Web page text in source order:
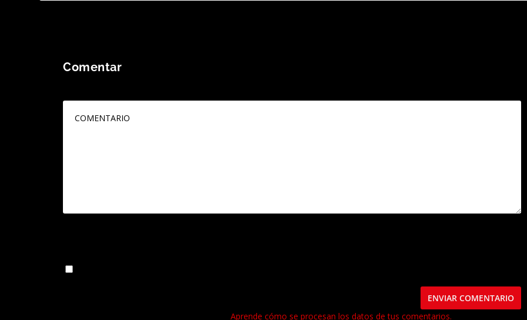
Comentar
Este sitio usa Akismet para reducir el spam.Aprende cómo se procesan los datos de tus comentarios.